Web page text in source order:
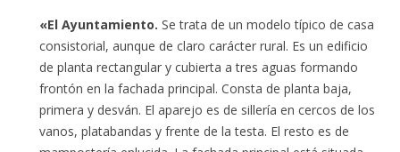
«El Ayuntamiento. Se trata de un modelo típico de casa
consistorial, aunque de claro carácter rural. Es un edificio
de planta rectangular y cubierta a tres aguas formando
frontón en la fachada principal. Consta de planta baja,
primera y desván. El aparejo es de sillería en cercos de los
vanos, platabandas y frente de la testa. El resto es de